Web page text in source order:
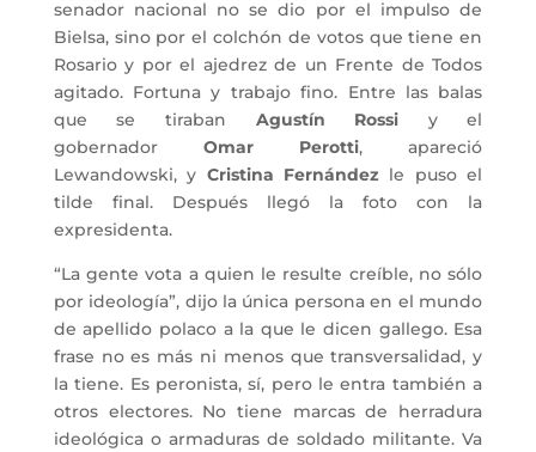
senador nacional no se dio por el impulso de
Bielsa, sino por el colchón de votos que tiene en
Rosario y por el ajedrez de un Frente de Todos
agitado. Fortuna y trabajo fino. Entre las balas
que se tiraban
Agustín Rossi
y el
gobernador
Omar Perotti, apareció
Lewandowski, y Cristina Fernández le puso el
tilde final. Después llegó la foto con la
expresidenta.
“La gente vota a quien le resulte creíble, no sólo
por ideología”, dijo la única persona en el mundo
de apellido polaco a la que le dicen gallego. Esa
frase no es más ni menos que transversalidad, y
la tiene. Es peronista, sí, pero le entra también a
otros electores. No tiene marcas de herradura
ideológica o armaduras de soldado militante. Va